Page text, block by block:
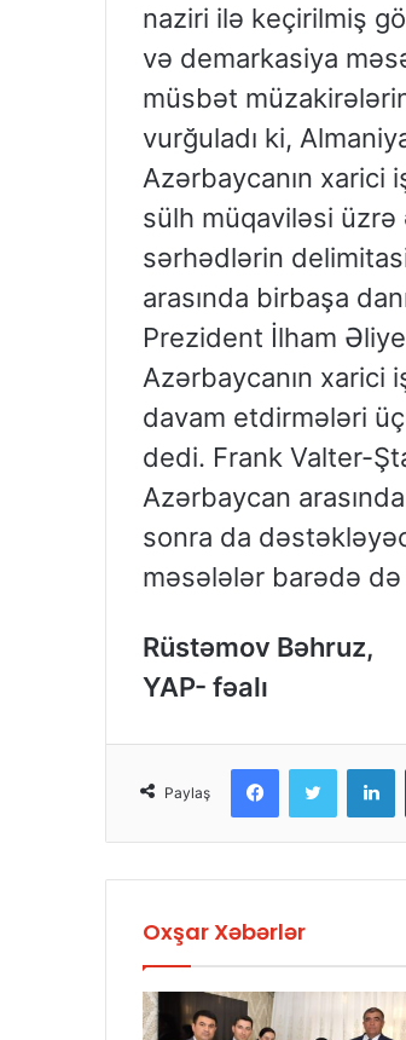
naziri ilə keçirilmiş
və demarkasiya
müsbət
vurğuladı ki,
Azərbaycanın xarici
sülh müqaviləsi üzrə
sərhədlərin
arasında birbaşa
Prezident İlham
Azərbaycanın xarici
davam etdirmələri
dedi. Frank Valter-
Azərbaycan
sonra da
məsələlər barədə də
Rüstəmov Bəhruz,
YAP- fəalı
Paylaş
Oxşar Xəbərlər